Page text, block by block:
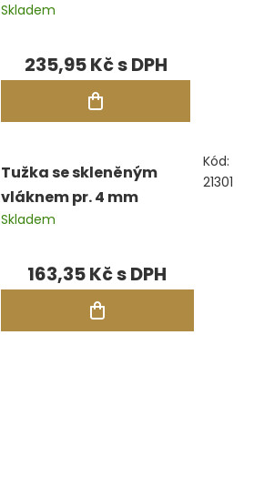
Skladem
235,95 Kč
Tužka se skleněným
vláknem pr. 4 mm
Skladem
163,35 Kč
Kód:
21301